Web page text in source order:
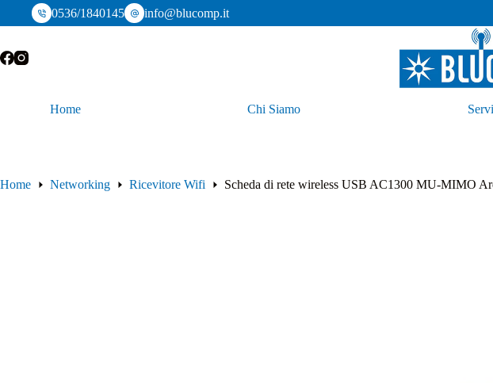
0536/1840145 info@blucomp.it
Home Chi Siamo
Home Networking Ricevitore Wifi Scheda di rete wireless USB AC1300 MU-MIMO